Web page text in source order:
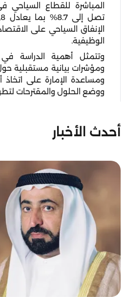
المباشرة للقطاع السياحي
الإنفاق السياحي على
الوظيفية.
وتتمثل أهمية الدراسة
ومؤشرات بيانية مستقبلية
ومساعدة الإمارة على اتخاذ
ووضع الحلول والمقترحات
أحدث الأخبار